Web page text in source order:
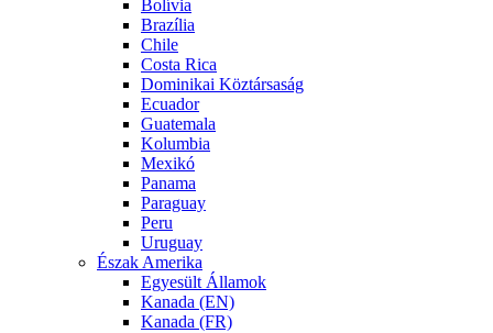
Bolívia
Brazília
Chile
Costa Rica
Dominikai Köztársaság
Ecuador
Guatemala
Kolumbia
Mexikó
Panama
Paraguay
Peru
Uruguay
Észak Amerika
Egyesült Államok
Kanada (EN)
Kanada (FR)